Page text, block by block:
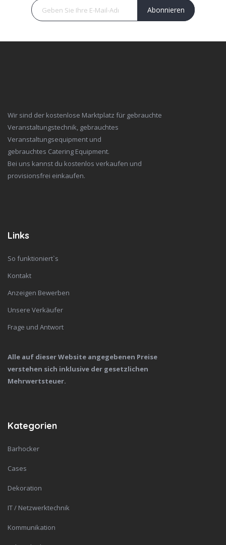
Abonnieren
Wir sind der kostenlose Marktplatz für gebrauchte
Veranstaltungstechnik, gebrauchtes
Veranstaltungsequipment und
gebrauchtes Catering Equipment.
Bei uns kannst du kostenlos verkaufen und
provisionsfrei einkaufen.
Links
So funktioniert`s
Kontakt
Anzeigen Bewerben
Unsere Verkäufer
Frage und Antwort
Alle auf dieser Website angegebenen Preise
verstehen sich inklusive der gesetzlichen
Mehrwertsteuer.
Kategorien
Barhocker
Cases
Dekoration
IT / Netzwerktechnik
Kommunikation